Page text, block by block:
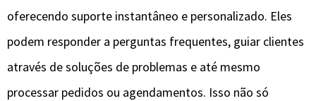
oferecendo suporte instantâneo e personalizado. Eles
podem responder a perguntas frequentes, guiar clientes
através de soluções de problemas e até mesmo
processar pedidos ou agendamentos. Isso não só